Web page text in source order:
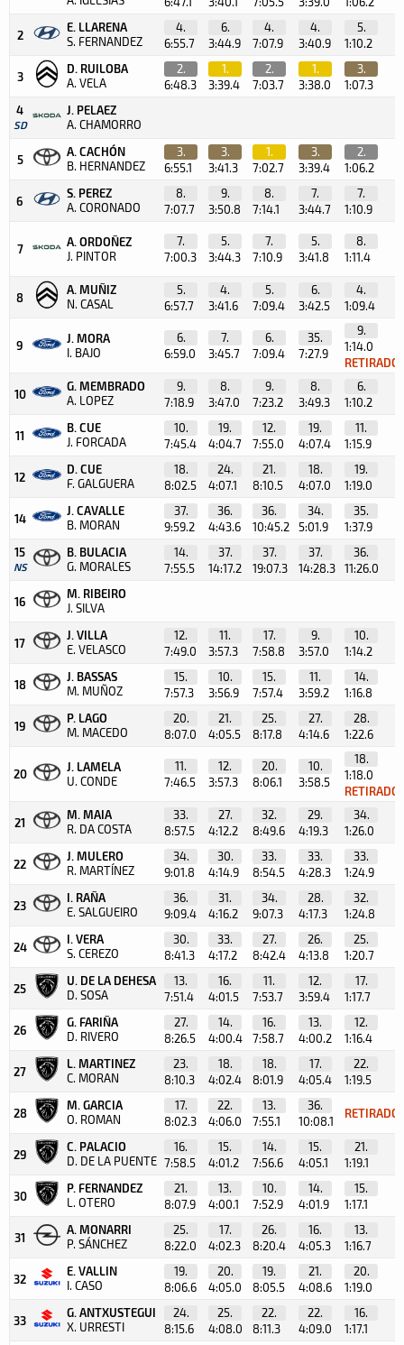
2
E. LLARENA
S. FERNANDEZ
4.
6:55.7
6.
3:44.9
4.
7:07.9
4.
3:40.9
5.
1:10.2
3
D. RUILOBA
A. VELA
2.
6:48.3
1.
3:39.4
2.
7:03.7
1.
3:38.0
3.
1:07.3
4
SD
J. PELAEZ
A. CHAMORRO
5
A. CACHÓN
B. HERNANDEZ
3.
6:55.1
3.
3:41.3
1.
7:02.7
3.
3:39.4
2.
1:06.2
6
S. PEREZ
A. CORONADO
8.
7:07.7
9.
3:50.8
8.
7:14.1
7.
3:44.7
7.
1:10.9
7
A. ORDOÑEZ
J. PINTOR
7.
7:00.3
5.
3:44.3
7.
7:10.9
5.
3:41.8
8.
1:11.4
8
A. MUÑIZ
N. CASAL
5.
6:57.7
4.
3:41.6
5.
7:09.4
6.
3:42.5
4.
1:09.4
9
J. MORA
I. BAJO
6.
6:59.0
7.
3:45.7
6.
7:09.4
35.
7:27.9
9.
1:14.0
RETIRADO
10
G. MEMBRADO
A. LOPEZ
9.
7:18.9
8.
3:47.0
9.
7:23.2
8.
3:49.3
6.
1:10.2
11
B. CUE
J. FORCADA
10.
7:45.4
19.
4:04.7
12.
7:55.0
19.
4:07.4
11.
1:15.9
12
D. CUE
F. GALGUERA
18.
8:02.5
24.
4:07.1
21.
8:10.5
18.
4:07.0
19.
1:19.0
14
J. CAVALLE
B. MORAN
37.
9:59.2
36.
4:43.6
36.
10:45.2
34.
5:01.9
35.
1:37.9
15
NS
B. BULACIA
G. MORALES
14.
7:55.5
37.
14:17.2
37.
19:07.3
37.
14:28.3
36.
11:26.0
16
M. RIBEIRO
J. SILVA
17
J. VILLA
E. VELASCO
12.
7:49.0
11.
3:57.3
17.
7:58.8
9.
3:57.0
10.
1:14.2
18
J. BASSAS
M. MUÑOZ
15.
7:57.3
10.
3:56.9
15.
7:57.4
11.
3:59.2
14.
1:16.8
19
P. LAGO
M. MACEDO
20.
8:07.0
21.
4:05.5
25.
8:17.8
27.
4:14.6
28.
1:22.6
20
J. LAMELA
U. CONDE
11.
7:46.5
12.
3:57.3
20.
8:06.1
10.
3:58.5
18.
1:18.0
RETIRADO
21
M. MAIA
R. DA COSTA
33.
8:57.5
27.
4:12.2
32.
8:49.6
29.
4:19.3
34.
1:26.0
22
J. MULERO
R. MARTÍNEZ
34.
9:01.8
30.
4:14.9
33.
8:54.5
33.
4:28.3
33.
1:24.9
23
I. RAÑA
E. SALGUEIRO
36.
9:09.4
31.
4:16.2
34.
9:07.3
28.
4:17.3
32.
1:24.8
24
I. VERA
S. CEREZO
30.
8:41.3
33.
4:17.2
27.
8:42.4
26.
4:13.8
25.
1:20.7
25
U. DE LA DEHESA
D. SOSA
13.
7:51.4
16.
4:01.5
11.
7:53.7
12.
3:59.4
17.
1:17.7
26
G. FARIÑA
D. RIVERO
27.
8:26.5
14.
4:00.4
16.
7:58.7
13.
4:00.2
12.
1:16.4
27
L. MARTINEZ
C. MORAN
23.
8:10.3
18.
4:02.4
18.
8:01.9
17.
4:05.4
22.
1:19.5
28
M. GARCIA
O. ROMAN
17.
8:02.3
22.
4:06.0
13.
7:55.1
36.
10:08.1
RETIRADO
29
C. PALACIO
D. DE LA PUENTE
16.
7:58.5
15.
4:01.2
14.
7:56.6
15.
4:05.1
21.
1:19.1
30
P. FERNANDEZ
L. OTERO
21.
8:07.9
13.
4:00.1
10.
7:52.9
14.
4:01.9
15.
1:17.1
31
A. MONARRI
P. SÁNCHEZ
25.
8:22.0
17.
4:02.3
26.
8:20.4
16.
4:05.3
13.
1:16.7
32
E. VALLIN
I. CASO
19.
8:06.6
20.
4:05.0
19.
8:05.5
21.
4:08.6
20.
1:19.0
33
G. ANTXUSTEGUI
X. URRESTI
24.
8:15.6
25.
4:08.0
22.
8:11.3
22.
4:09.0
16.
1:17.1